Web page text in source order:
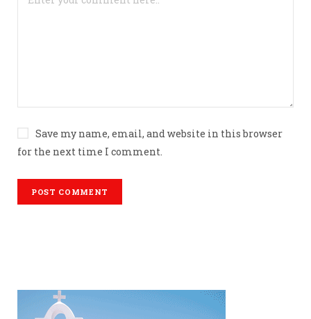
Save my name, email, and website in this browser
for the next time I comment.